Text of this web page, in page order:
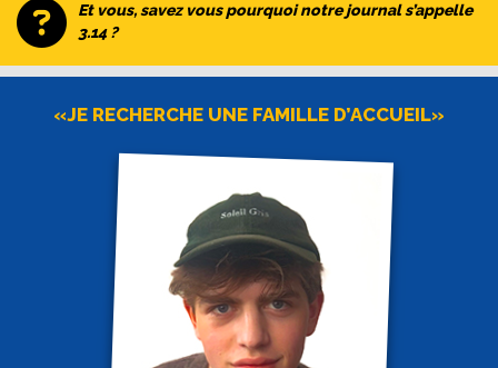
Et vous, savez vous pourquoi notre journal s’appelle
3.14 ?
«JE RECHERCHE UNE FAMILLE D’ACCUEIL»